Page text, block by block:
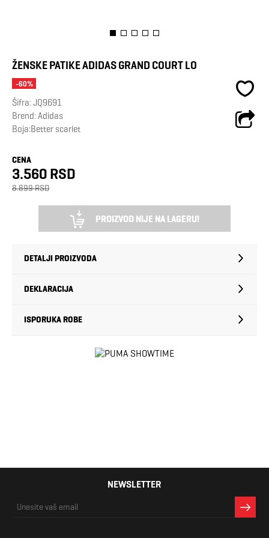
ŽENSKE PATIKE ADIDAS GRAND COURT LO
-60%
Šifra:JQ9691
Brend:Adidas
Boja:Better scarlet
CENA
3.560 RSD
8.899 RSD
PROIZVOD NIJE NA LAGERU!
DETALJI PROIZVODA
DEKLARACIJA
ISPORUKA ROBE
NEWSLETTER